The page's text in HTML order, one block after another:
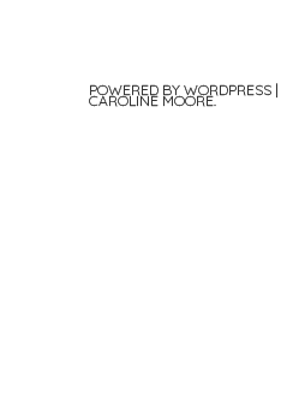
POWERED BY WORDPRESS |
CAROLINE MOORE